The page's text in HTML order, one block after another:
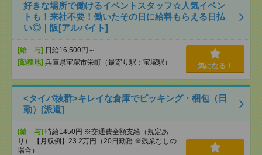
好きな場所で働けるイベントスタッフ☆人気イベン
トも！来社不要！働いたその日に給料もらえる日払
い◎｜阪[アルバイト]
[給 与] 日給16,500円～
[勤務地] 兵庫県宝塚市栄町（最寄り駅：宝塚駅） 気になる！
<タイパ抜群>キレイな倉庫でピッキング・梱包（日
勤）[派遣]
[給 与] 時給1450円 ※交通費全額支給（規定あ
り） 【月収例】23.2万円（20日勤務 ※残業なしの
場合）